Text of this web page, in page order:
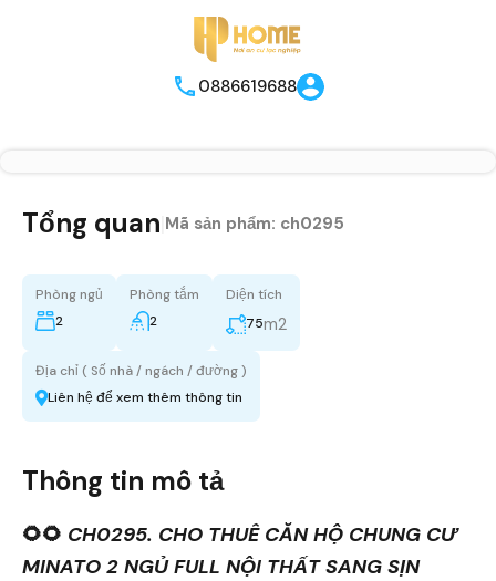
0886619688
Tổng quan Mã sản phẩm: ch0295
Phòng ngủ
2
Phòng tắm
2
Diện tích
75m2
Địa chỉ ( Số nhà / ngách / đường )
Liên hệ để xem thêm thông tin
Thông tin mô tả
🌻🌻 CH0295. CHO THUÊ CĂN HỘ CHUNG CƯ
MINATO 2 NGỦ FULL NỘI THẤT SANG SỊN